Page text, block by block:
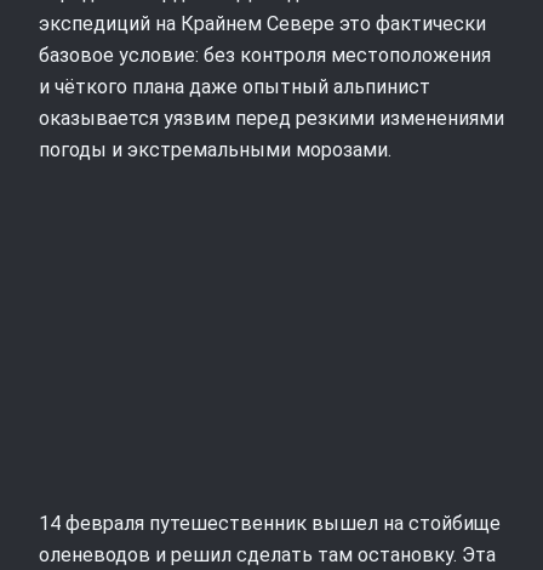
экспедиций на Крайнем Севере это фактически
базовое условие: без контроля местоположения
и чёткого плана даже опытный альпинист
оказывается уязвим перед резкими изменениями
погоды и экстремальными морозами.
14 февраля путешественник вышел на стойбище
оленеводов и решил сделать там остановку. Эта